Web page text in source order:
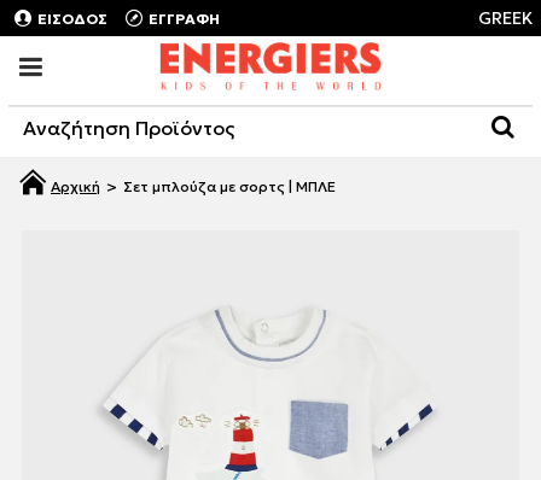
ΕΙΣΟΔΟΣ ΕΓΓΡΑΦΗ GREEK
Σετ μπλούζα με σορτς | ΜΠΛΕ